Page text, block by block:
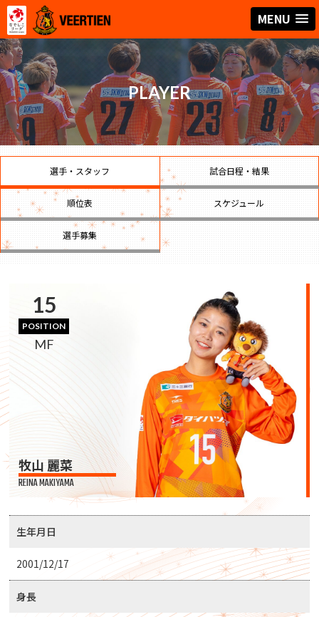
MENU
PLAYER
選手・スタッフ 試合日程・結果
順位表 スケジュール
選手募集
15
POSITION
MF
牧山 麗菜
REINA MAKIYAMA
生年月日
2001/12/17
身長